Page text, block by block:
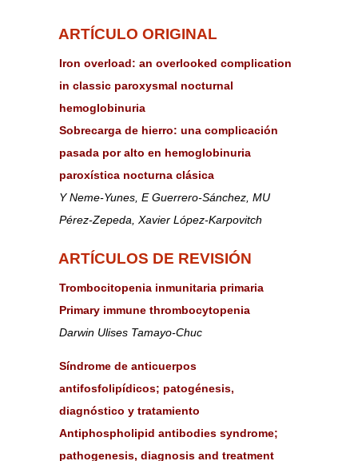
ARTÍCULO ORIGINAL
Iron overload: an overlooked complication
in classic paroxysmal nocturnal
hemoglobinuria
Sobrecarga de hierro: una complicación
pasada por alto en hemoglobinuria
paroxística nocturna clásica
Y Neme-Yunes, E Guerrero-Sánchez, MU
Pérez-Zepeda, Xavier López-Karpovitch
ARTÍCULOS DE REVISIÓN
Trombocitopenia inmunitaria primaria
Primary immune thrombocytopenia
Darwin Ulises Tamayo-Chuc
Síndrome de anticuerpos
antifosfolipídicos; patogénesis,
diagnóstico y tratamiento
Antiphospholipid antibodies syndrome;
pathogenesis, diagnosis and treatment